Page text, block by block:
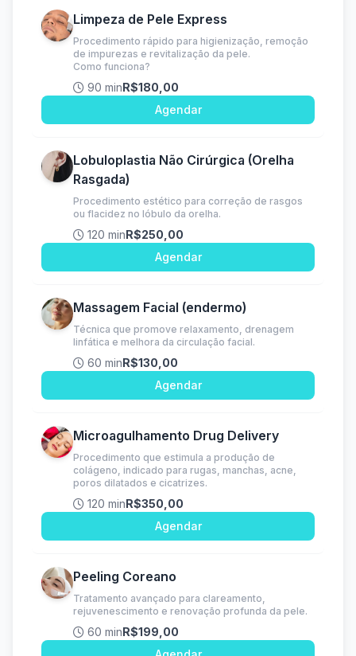
Limpeza de Pele Express
Procedimento rápido para higienização, remoção
de impurezas e revitalização da pele.
Como funciona?
90 minR$180,00
Agendar
Lobuloplastia Não Cirúrgica (Orelha
Rasgada)
Procedimento estético para correção de rasgos
ou flacidez no lóbulo da orelha.
120 minR$250,00
Agendar
Massagem Facial (endermo)
Técnica que promove relaxamento, drenagem
linfática e melhora da circulação facial.
60 minR$130,00
Agendar
Microagulhamento Drug Delivery
Procedimento que estimula a produção de
colágeno, indicado para rugas, manchas, acne,
poros dilatados e cicatrizes.
120 minR$350,00
Agendar
Peeling Coreano
Tratamento avançado para clareamento,
rejuvenescimento e renovação profunda da pele.
60 minR$199,00